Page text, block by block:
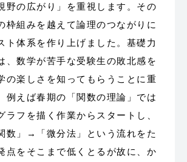
野の広がり」を重視します。その
枠組みを越えて論理のつながりに
ト体系を作り上げました。基礎力
、数学が苦手な受験生の敗北感を
の楽しさを知ってもらうことに重
例えば春期の「関数の理論」では
ラフを描く作業からスタートし、
数」→「微分法」という流れをた
点をそこまで低くとるが故に、か